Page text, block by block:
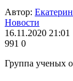
Автор:
Новости
16.11.2020 21:01
991 0
Группа ученых